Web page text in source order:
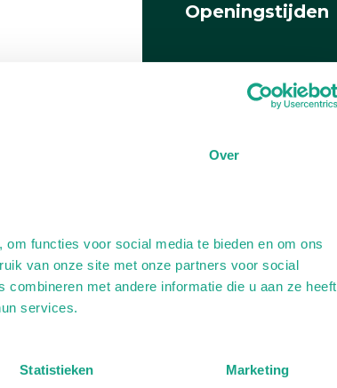
Over
functies voor social media te bieden en om ons
van onze site met onze partners voor social
met andere informatie die u aan ze heeft
services.
Statistieken Marketing
Openingstijden
Plan je route